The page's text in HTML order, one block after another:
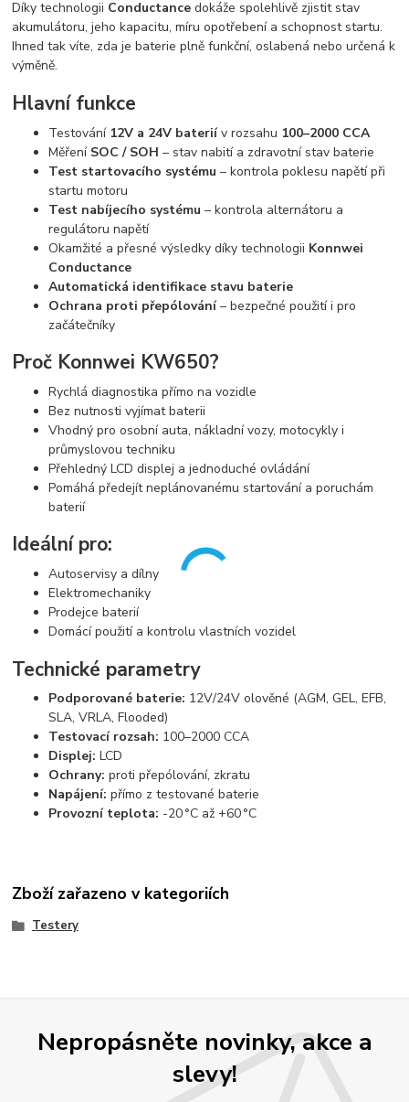
Díky technologii Conductance dokáže spolehlivě zjistit stav
akumulátoru, jeho kapacitu, míru opotřebení a schopnost startu.
Ihned tak víte, zda je baterie plně funkční, oslabená nebo určená k
výměně.
Hlavní funkce
Testování 12V a 24V bateriív rozsahu 100–2000 CCA
Měření SOC / SOH – stav nabití a zdravotní stav baterie
Test startovacího systému – kontrola poklesu napětí při
startu motoru
Test nabíjecího systému – kontrola alternátoru a
regulátoru napětí
Okamžité a přesné výsledky díky technologii Konnwei
Conductance
Automatická identifikace stavu baterie
Ochrana proti přepólování– bezpečné použití i pro
začátečníky
Proč Konnwei KW650?
Rychlá diagnostika přímo na vozidle
Bez nutnosti vyjímat baterii
Vhodný pro osobní auta, nákladní vozy, motocykly i
průmyslovou techniku
Přehledný LCD displej a jednoduché ovládání
Pomáhá předejít neplánovanému startování a poruchám
baterií
Ideální pro:
Autoservisy a dílny
Elektromechaniky
Prodejce baterií
Domácí použití a kontrolu vlastních vozidel
Technické parametry
Podporované baterie: 12V/24V olověné (AGM, GEL, EFB,
SLA, VRLA, Flooded)
Testovací rozsah: 100–2000 CCA
Displej: LCD
Ochrany: proti přepólování, zkratu
Napájení: přímo z testované baterie
Provozní teplota: -20 °C až +60 °C
Zboží zařazeno v kategoriích
Testery
Nepropásněte novinky, akce a
slevy!